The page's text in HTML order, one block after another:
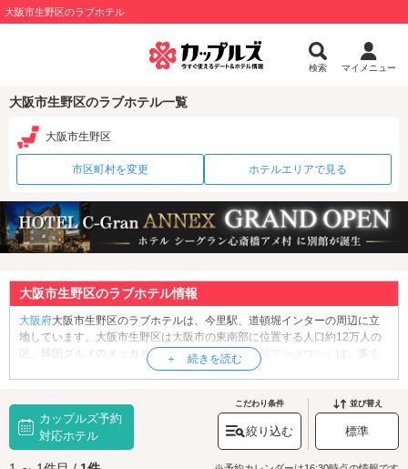
大阪市生野区のラブホテル
検索 マイメニュー
大阪市生野区のラブホテル一覧
大阪市生野区
市区町村を変更 ホテルエリアで見る
大阪市生野区のラブホテル情報
大阪府大阪市生野区のラブホテルは、今里駅、道頓堀インターの周辺に立
地しています。大阪市生野区は大阪市の東南部に位置する人口約12万人の
区。韓国グルメのメッカとしても有名な「生野コリアンタウン
」は、多く
の韓流ファンで賑わう場所です。こちらは食べ歩きを楽しんだり、キムチ
秋に行われるだんじり祭り「生野まつり」は大阪市生野区最大のお祭り
で、開催当日は主会場「巽(たつみ)公園」に多くの見物客が訪れます。観光
地としては、大坂相撲に縁の深い「成恩寺(じょうおんじ)」や、厄除けのパ
ワースポット「生野神社 」、平穏安寧・病気平癒などのご利益のある「御
カップルズ予約
対応ホテル
こだわり条件
絞り込む
並び替え
標準